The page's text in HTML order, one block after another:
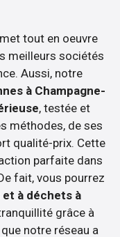
tout en oeuvre
meilleurs sociétés
Aussi, notre
à Champagne-
, testée et
méthodes, de ses
qualité-prix. Cette
parfaite dans
fait, vous pourrez
à déchets à
grâce à
notre réseau a